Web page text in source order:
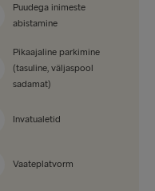
Puudega inimeste
abistamine
Pikaajaline parkimine
(tasuline, väljaspool
sadamat)
Invatualetid
Vaateplatvorm